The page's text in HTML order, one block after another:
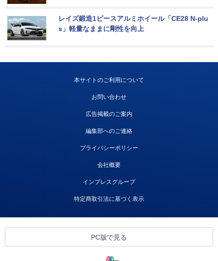
レイズ鍛造1ピースアルミホイール「CE28 N-plu
s」軽量なままに剛性を向上
本サイトのご利用について
お問い合わせ
広告掲載のご案内
編集部へのご連絡
プライバシーポリシー
会社概要
インプレスグループ
特定商取引法に基づく表示
PC版で見る